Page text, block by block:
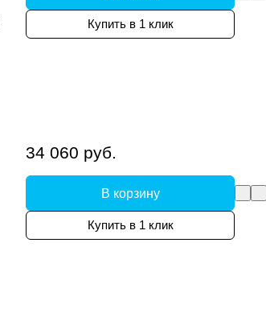
Купить в 1 клик
34 060 руб.
В корзину
Купить в 1 клик